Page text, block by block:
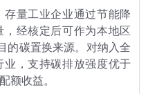
量工业企业通过节能降
经核定后可作为本地区
的碳置换来源。对纳入全
，支持碳排放强度优于
额收益。